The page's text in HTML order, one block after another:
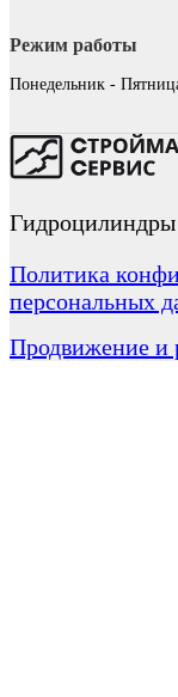
Режим работы
Понедельник -
Гидроцилиндры
Политика
персональных
Продвижение и